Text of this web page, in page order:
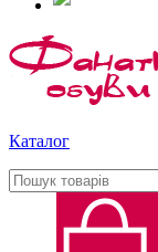
Каталог